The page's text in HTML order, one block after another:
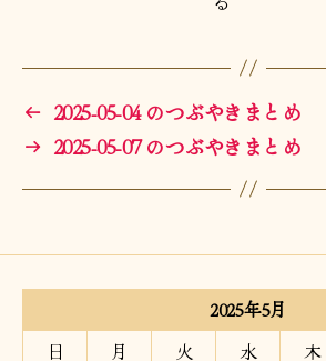
← 2025-05-04 のつぶやきまとめ
→ 2025-05-07 のつぶやきまとめ
2025年5月
日
月 火 水 木